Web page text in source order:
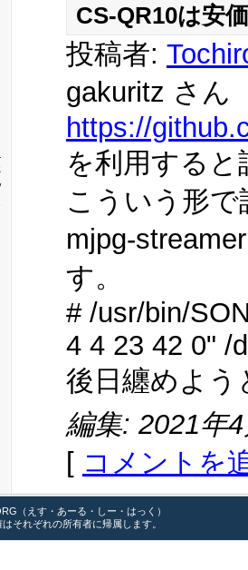
CS-QR10は安
投稿者:
gakuritz さん
https://
を利用する
こういう形
mjpg-
す。
# /usr/bin/
4 4 23 42 0" /
後日纏めよう
編集: 2021年
[ コメントを
（えす・あーる・しー・はっく）
それぞれの所有者に帰属します。